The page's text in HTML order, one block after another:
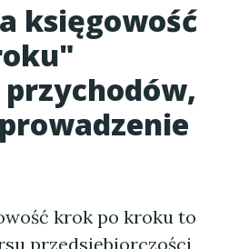
księgowość
krok po kroku to
przedsiębiorczości,